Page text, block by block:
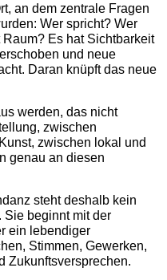
an dem zentrale Fragen
Wer spricht? Wer
Es hat Sichtbarkeit
und neue
Daran knüpft das neue
werden, das nicht
zwischen
zwischen lokal und
genau an diesen
steht deshalb kein
beginnt mit der
ein lebendiger
Stimmen, Gewerken,
Zukunftsversprechen.